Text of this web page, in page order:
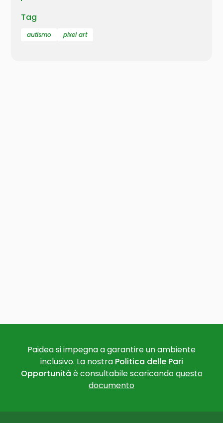
Tag
autismo pixel art
Paidea si impegna a garantire un ambiente
inclusivo. La nostra Politica delle Pari
Opportunità è consultabile scaricandoquesto
documento